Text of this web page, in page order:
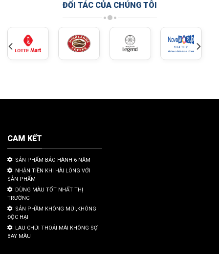
ĐỐI TÁC CỦA CHÚNG TÔI
CAM KẾT
SẢN PHẨM BẢO HÀNH 6 NĂM
NHẬN TIỀN KHI HÀI LÒNG VỚI
SẢN PHẨM
DÙNG MÀU TỐT NHẤT THỊ
TRƯỜNG
SẢN PHẦM KHÔNG MÙI,KHÔNG
ĐỘC HẠI
LAU CHÙI THOẢI MÁI KHÔNG SỢ
BAY MÀU